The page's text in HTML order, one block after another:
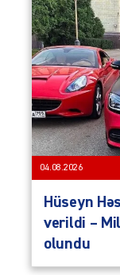
04.08.2026
Hüseyn
verildi –
olundu